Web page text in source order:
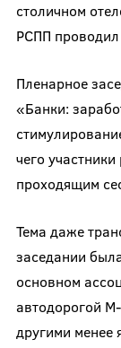
столичном
РСПП
Пленарное
«Банки:
чего
проходящим
Тема даже
заседании
основном
автодорогой
другими менее